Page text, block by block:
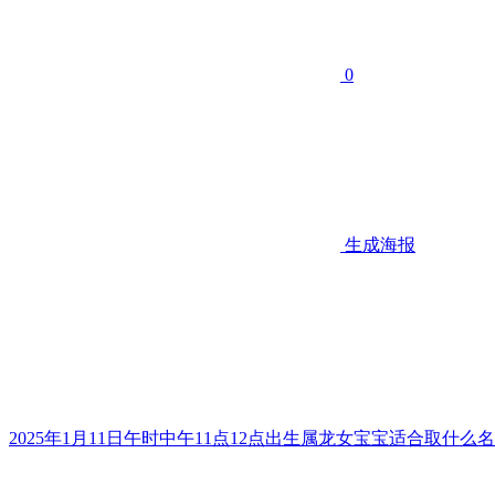
0
生成海报
2025年1月11日午时中午11点12点出生属龙女宝宝适合取什么